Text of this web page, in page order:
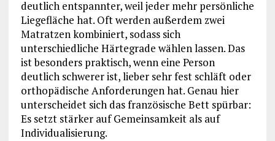
deutlich entspannter, weil jeder mehr persönliche
Liegefläche hat. Oft werden außerdem zwei
Matratzen kombiniert, sodass sich
unterschiedliche Härtegrade wählen lassen. Das
ist besonders praktisch, wenn eine Person
deutlich schwerer ist, lieber sehr fest schläft oder
orthopädische Anforderungen hat. Genau hier
unterscheidet sich das französische Bett spürbar:
Es setzt stärker auf Gemeinsamkeit als auf
Individualisierung.